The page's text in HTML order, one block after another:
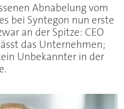
Abnabelung vom
bei Syntegon nun erste
an der Spitze: CEO
das Unternehmen;
Unbekannter in der